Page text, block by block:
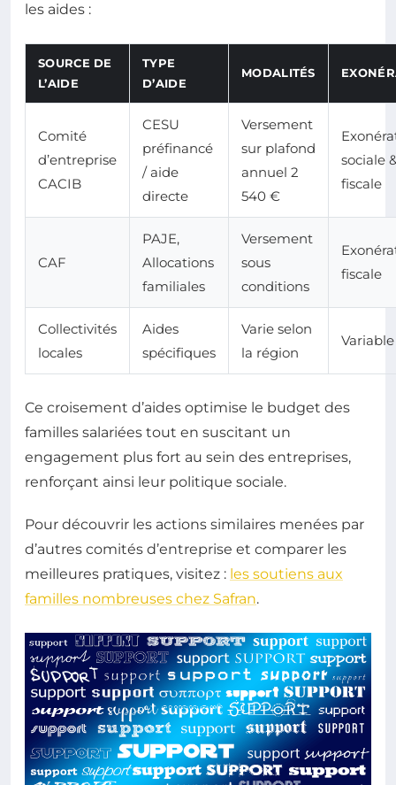
les aides :
SOURCE DE
L’AIDE
TYPE
D’AIDE
MODALITÉS
Comité
d’entreprise
CACIB
CESU
préfinancé
/ aide
directe
Versement
sur plafond
annuel 2
540 €
sociale
fiscale
CAF
PAJE,
Allocations
familiales
Versement
sous
conditions
fiscale
Collectivités
locales
Aides
spécifiques
Varie selon
la région
Variable
Ce croisement d’aides optimise le budget des
familles salariées tout en suscitant un
engagement plus fort au sein des entreprises,
renforçant ainsi leur politique sociale.
Pour découvrir les actions similaires menées par
d’autres comités d’entreprise et comparer les
meilleures pratiques, visitez : les soutiens aux
familles nombreuses chez Safran.